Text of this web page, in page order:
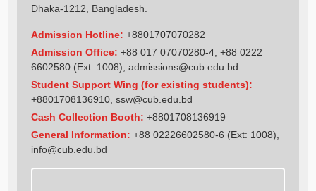
Dhaka-1212, Bangladesh.
Admission Hotline: +8801707070282
Admission Office: +88 017 07070280-4, +88 0222
6602580 (Ext: 1008), admissions@cub.edu.bd
Student Support Wing (for existing students):
+8801708136910 ssw@cub.edu.bd
Cash Collection Booth: +8801708136919
General Information: +88 02226602580-6 (Ext: 1008),
info@cub.edu.bd